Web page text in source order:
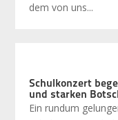
dem von uns...
Schulkonzert
und starken
Ein rundum